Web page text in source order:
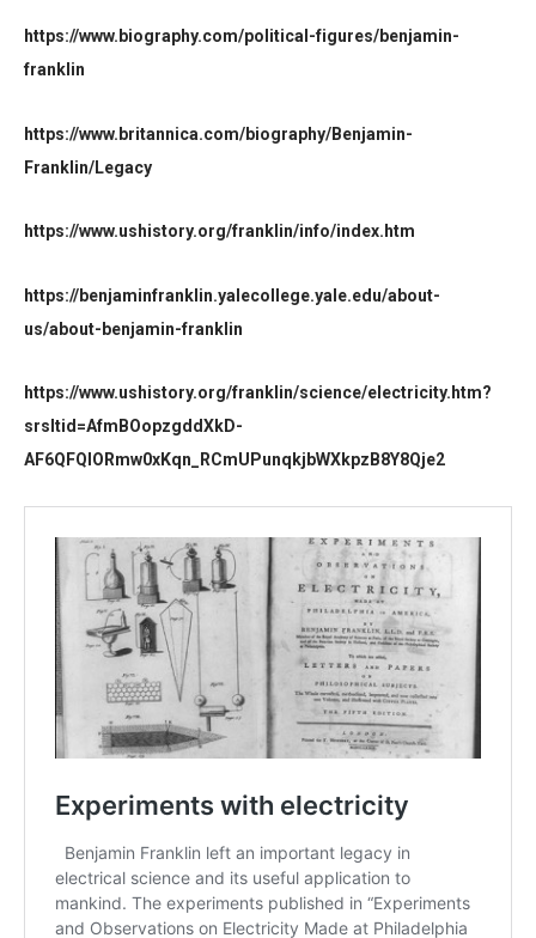
https://www.biography.com/political-figures/benjamin-
franklin
https://www.britannica.com/biography/Benjamin-
Franklin/Legacy
https://www.ushistory.org/franklin/info/index.htm
https://benjaminfranklin.yalecollege.yale.edu/about-
us/about-benjamin-franklin
https://www.ushistory.org/franklin/science/electricity.htm?
srsltid=AfmBOopzgddXkD-
AF6QFQlORmw0xKqn_RCmUPunqkjbWXkpzB8Y8Qje2